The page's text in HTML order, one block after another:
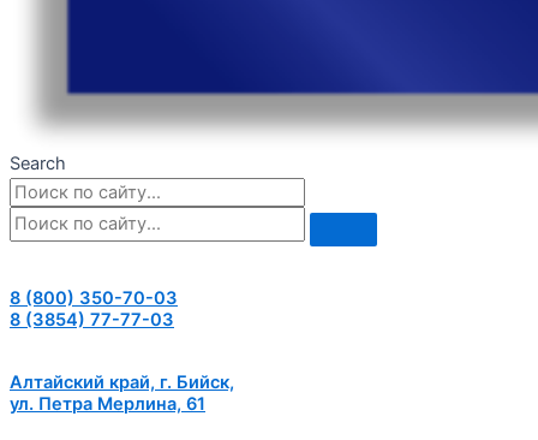
Search
8 (800) 350-70-03
8 (3854) 77-77-03
Алтайский край, г. Бийск,
ул. Петра Мерлина, 61